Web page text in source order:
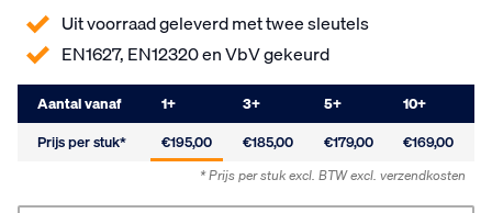
Uit voorraad geleverd met twee sleutels
EN1627, EN12320 en VbV gekeurd
Aantal vanaf 1+ 3+ 5+ 10+
Prijs per stuk*
€195,00 €185,00 €179,00 €169,00
* Prijs per stuk excl. BTWexcl. verzendkosten